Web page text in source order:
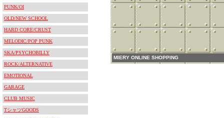
PUNK/OI
OLD/NEW SCHOOL
HARD CORE/CRUST
MELODIC/POP PUNK
SKA/PSYCHOBILLY
ROCK/ALTERNATIVE
EMOTIONAL
GARAGE
CLUB MUSIC
TシャツGOODS
MIERY ONLINE SHOPPING